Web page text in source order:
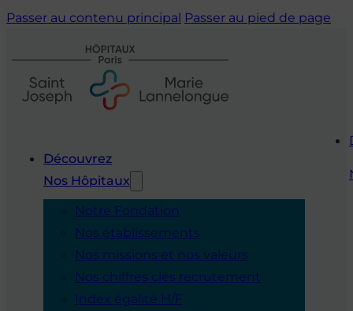
Passer au contenu principal Passer au pied de page
Découvrez
Nos Hôpitaux
Notre Fondation
Nos établissements
Nos missions et nos valeurs
Nos chiffres clés recrutement
Index égalité H/F